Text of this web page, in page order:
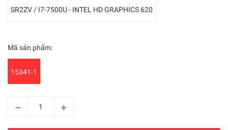
SR2ZV / I7-7500U - INTEL HD GRAPHICS 620
Mã sản phẩm:
15341-1